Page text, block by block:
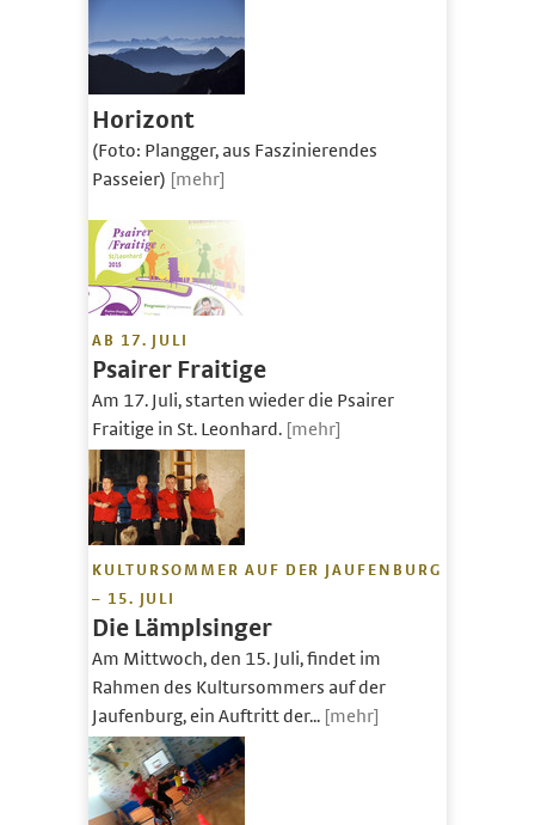
Horizont
(Foto: Plangger, aus Faszinierendes
Passeier) [mehr]
AB 17. JULI
Psairer Fraitige
Am 17. Juli, starten wieder die Psairer
Fraitige in St. Leonhard. [mehr]
KULTURSOMMER AUF DER JAUFENBURG
– 15. JULI
Die Lämplsinger
Am Mittwoch, den 15. Juli, findet im
Rahmen des Kultursommers auf der
Jaufenburg, ein Auftritt der... [mehr]